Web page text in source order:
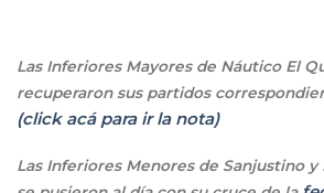
Las Inferiores Mayores de Náutico El
recuperaron sus partidos
(click acá para ir la nota)
Las Inferiores Menores de Sanjustino y